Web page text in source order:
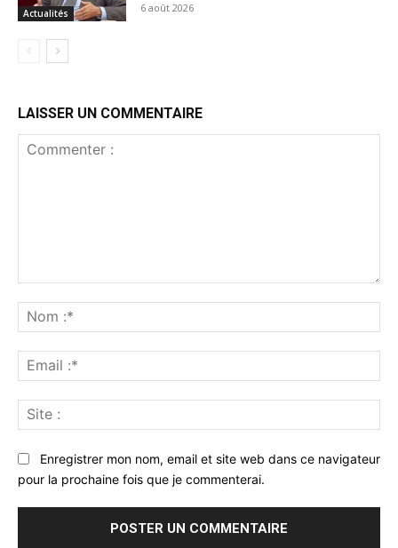
Actualités 6 août 2026
LAISSER UN COMMENTAIRE
:*
:*
:
Enregistrer mon nom, email et site web dans ce navigateur
pour la prochaine fois que je commenterai.